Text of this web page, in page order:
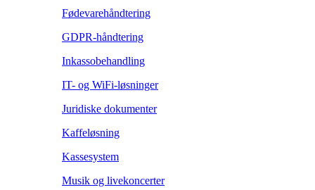
Fødevarehåndtering
GDPR-håndtering
Inkassobehandling
IT- og WiFi-løsninger
Juridiske dokumenter
Kaffeløsning
Kassesystem
Musik og livekoncerter